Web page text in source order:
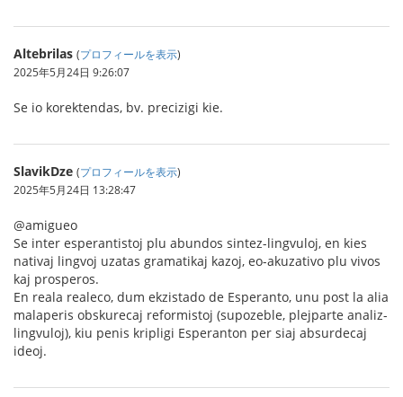
Altebrilas (プロフィールを表示)
2025年5月24日 9:26:07
Se io korektendas, bv. precizigi kie.
SlavikDze (プロフィールを表示)
2025年5月24日 13:28:47
@amigueo
Se inter esperantistoj plu abundos sintez-lingvuloj, en kies
nativaj lingvoj uzatas gramatikaj kazoj, eo-akuzativo plu vivos
kaj prosperos.
En reala realeco, dum ekzistado de Esperanto, unu post la alia
malaperis obskurecaj reformistoj (supozeble, plejparte analiz-
lingvuloj), kiu penis kripligi Esperanton per siaj absurdecaj
ideoj.